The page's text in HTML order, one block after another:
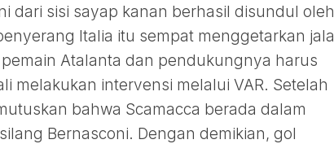
dari sisi sayap kanan berhasil disundul oleh
Italia itu sempat menggetarkan jala
Atalanta dan pendukungnya harus
melakukan intervensi melalui VAR. Setelah
bahwa Scamacca berada dalam
Bernasconi. Dengan demikian, gol